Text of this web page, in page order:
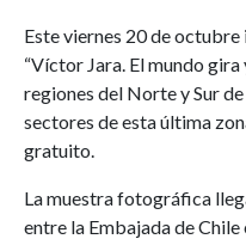
Este viernes 20 de
“Víctor Jara. El mundo
regiones del Norte y Sur
sectores de esta última
gratuito.
La muestra fotográfica
entre la Embajada de Chile